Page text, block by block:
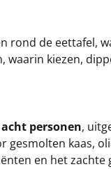
rond de eettafel,
kiezen,
personen,
kaas,
en het